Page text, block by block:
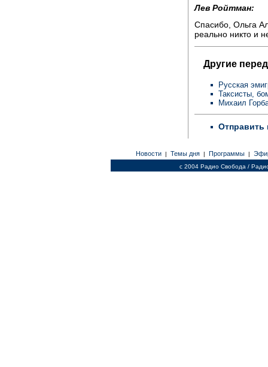
Лев Ройтман:
Спасибо, Ольга
реально никто и
Другие
Русская
Таксисты,
Михаил
Отправить
Новости | Темы дня | Программы |
c 2004 Радио Свобода /